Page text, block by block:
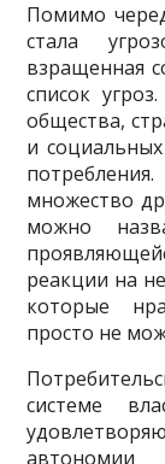
Помимо
стала
взращенная
список
общества,
и
множество
можно
реакции на
которые
просто не
системе